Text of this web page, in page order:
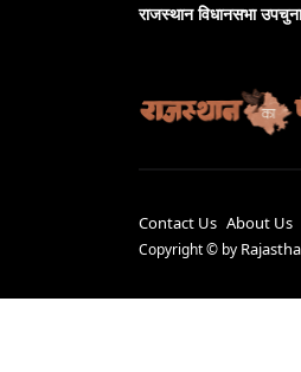
राजस्थान विधानसभा
Contact Us About Us
Copyright © by